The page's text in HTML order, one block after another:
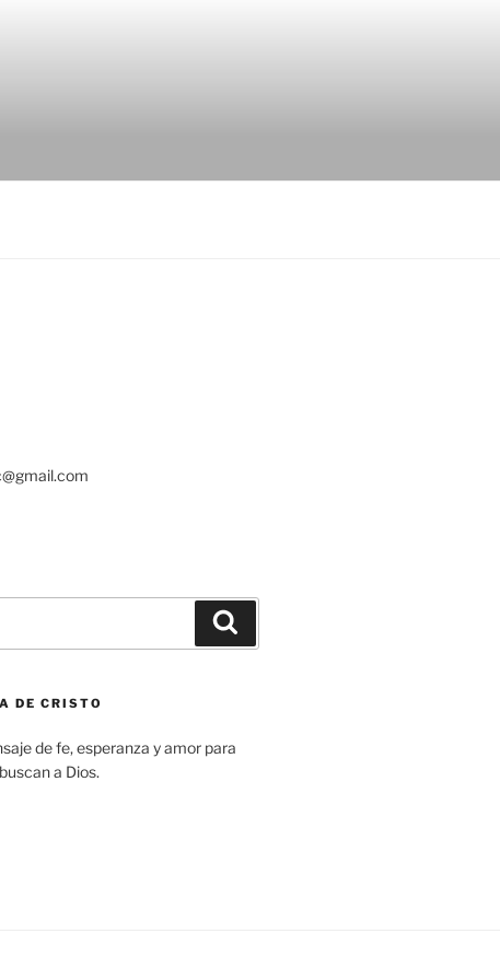
DE CRISTO
de fe, esperanza y amor para
a Dios.